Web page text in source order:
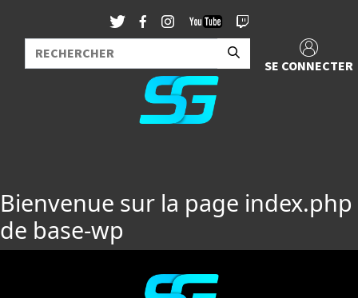
SE CONNECTER
Bienvenue sur la page index.php
de base-wp